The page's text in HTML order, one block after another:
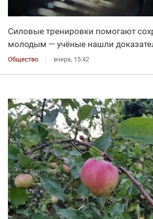
Силовые тренировки помогают
молодым — учёные нашли
Общество вчера, 15:42